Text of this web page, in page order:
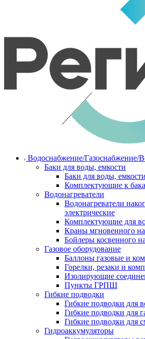
Водоснабжение/Газоснабжение/
Баки для воды, емкости
Баки для воды,
Комплектующие к
Водонагреватели
Водонагреватели
электрические
Комплектующие для
Краны мгновенного
Бойлеры косвенного
Газовое оборудование
Баллоны газовые и
Горелки, резаки и
Изолирующие
Пункты ГРПШ
Гибкие подводки
Гибкие подводки для
Гибкие подводки для
Гибкие подводки для
Гидроаккумуляторы